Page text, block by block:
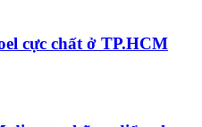
cực chất ở TP.HCM